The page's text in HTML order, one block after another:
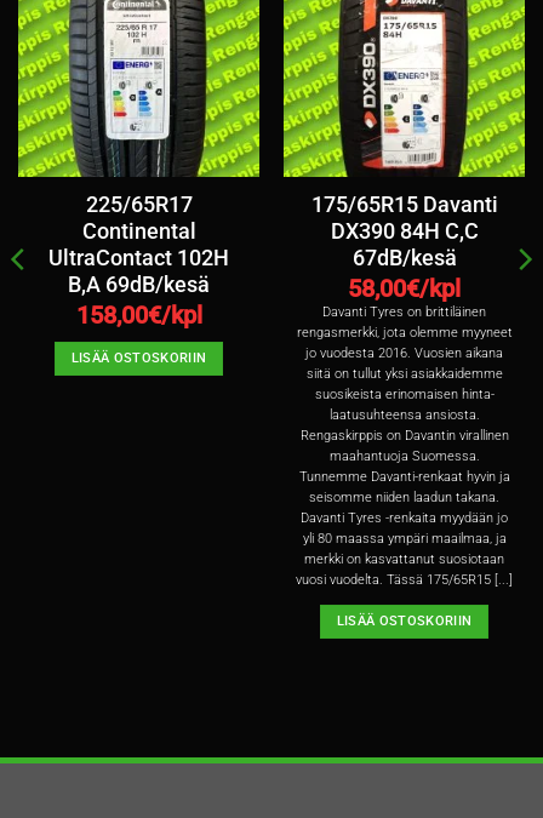
225/65R17
Continental
UltraContact 102H
B,A 69dB/kesä
158,00€/kpl
LISÄÄ OSTOSKORIIN
175/65R15 Davanti
DX390 84H C,C
67dB/kesä
58,00€/kpl
Davanti Tyres on brittiläinen
rengasmerkki, jota olemme myyneet
jo vuodesta 2016. Vuosien aikana
siitä on tullut yksi asiakkaidemme
suosikeista erinomaisen hinta-
laatusuhteensa ansiosta.
Rengaskirppis on Davantin virallinen
maahantuoja Suomessa.
Tunnemme Davanti-renkaat hyvin ja
seisomme niiden laadun takana.
Davanti Tyres -renkaita myydään jo
yli 80 maassa ympäri maailmaa, ja
merkki on kasvattanut suosiotaan
vuosi vuodelta. Tässä 175/65R15 [...]
LISÄÄ OSTOSKORIIN